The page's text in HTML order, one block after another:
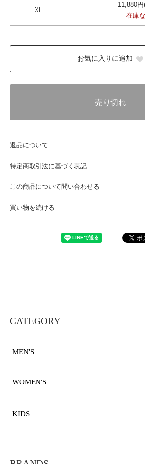
XL
11,880円
在庫
お気に入りに追加
売り切れ
返品について
特定商取引法に基づく表記
この商品について問い合わせる
買い物を続ける
CATEGORY
MEN'S
WOMEN'S
KIDS